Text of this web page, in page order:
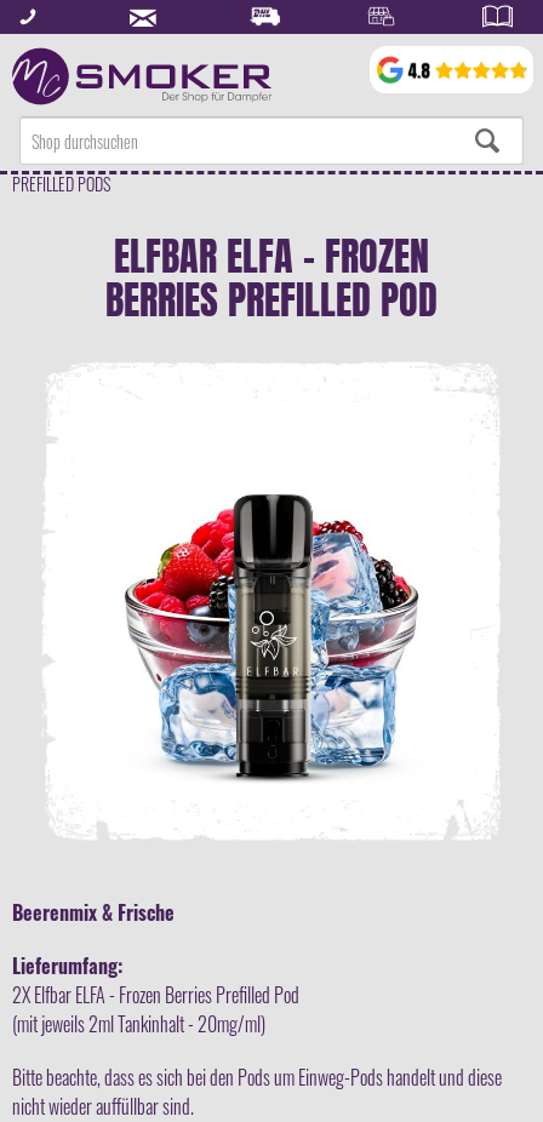
PREFILLED PODS
ELFBAR ELFA - FROZEN
BERRIES PREFILLED POD
Beerenmix & Frische
Lieferumfang:
2X Elfbar ELFA - Frozen Berries Prefilled Pod
(mit jeweils 2ml Tankinhalt - 20mg/ml)
Bitte beachte, dass es sich bei den Pods um Einweg-Pods handelt und diese
nicht wieder auffüllbar sind.